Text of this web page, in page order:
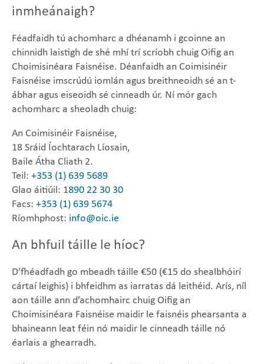
inmheánaigh?
Féadfaidh tú achomharc a dhéanamh i gcoinne an
chinnidh laistigh de shé mhí trí scríobh chuig Oifig an
Choimisinéara Faisnéise. Déanfaidh an Coimisinéir
Faisnéise imscrúdú iomlán agus breithneoidh sé an t-
ábhar agus eiseoidh sé cinneadh úr. Ní mór gach
achomharc a sheoladh chuig:
An Coimisinéir Faisnéise,
18 Sráid Íochtarach Líosain,
Baile Átha Cliath 2.
Teil: +353 (1) 639 5689
Glao áitiúil: 1890 22 30 30
Facs: +353 (1) 639 5674
Ríomhphost: info@oic.ie
An bhfuil táille le híoc?
D’fhéadfadh go mbeadh táille €50 (€15 do shealbhóirí
cártaí leighis) i bhfeidhm as iarratas dá leithéid. Arís, níl
aon táille ann d’achomhairc chuig Oifig an
Choimisinéara Faisnéise maidir le faisnéis phearsanta a
bhaineann leat féin nó maidir le cinneadh táille nó
éarlais a ghearradh.